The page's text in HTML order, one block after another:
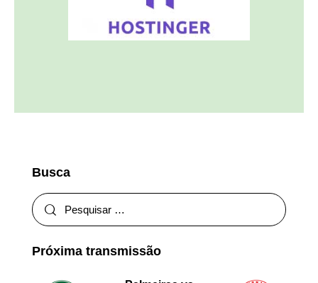
Busca
Próxima transmissão